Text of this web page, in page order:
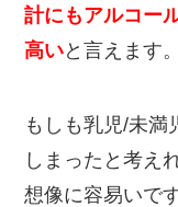
計にもアルコー
高いと言えます。
もしも乳児/未満
しまったと考え
想像に容易いで